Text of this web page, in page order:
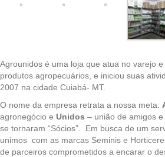
Agrounidos é uma loja que atua no varejo
produtos agropecuários, e iniciou suas
2007 na cidade Cuiabá- MT.
O nome da empresa retrata a nossa meta:
agronegócio e Unidos – união de amigos
se tornaram “Sócios”. Em busca de um
unimos com as marcas Seminis e
de parceiros comprometidos a encarar o